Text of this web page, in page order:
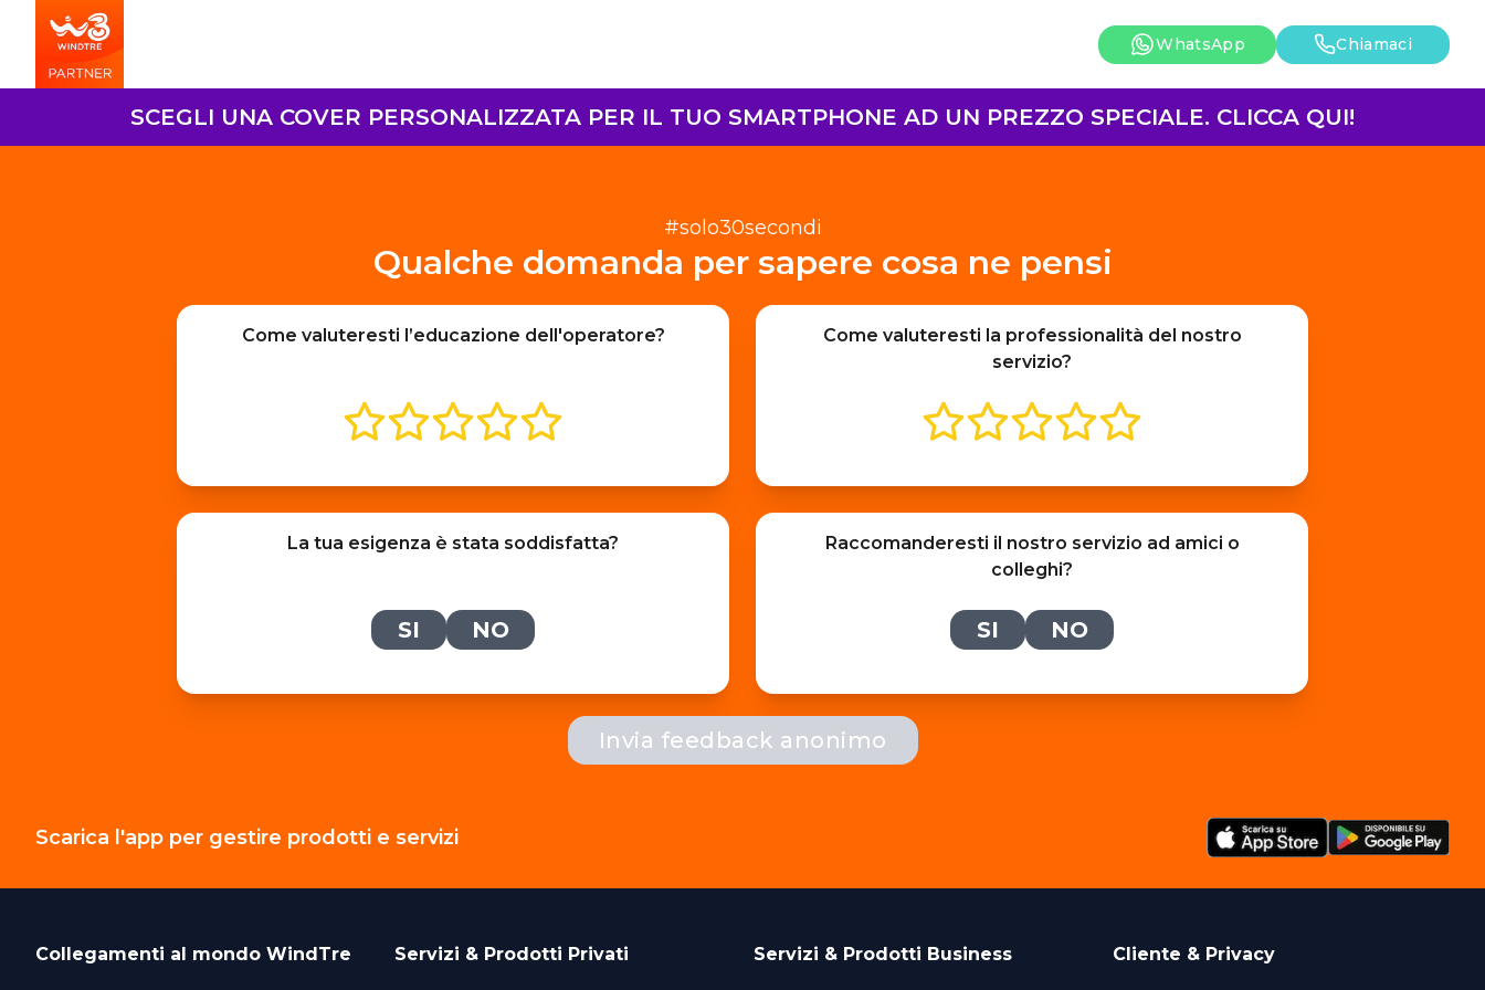
WhatsApp Chiamaci
SCEGLI UNA COVER PERSONALIZZATA PER IL TUO SMARTPHONE AD UN PREZZO SPECIALE. CLICCA QUI!
#solo30secondi
Qualche domanda per sapere cosa ne pensi
Come valuteresti l’educazione dell'operatore?
Come valuteresti la professionalità del nostro
servizio?
La tua esigenza è stata soddisfatta?
SI NO
Raccomanderesti il nostro servizio ad amici o
colleghi?
SI NO
Invia feedback anonimo
Scarica l'app per gestire prodotti e servizi
Collegamenti al mondo WindTre Servizi & Prodotti Privati Servizi & Prodotti Business Cliente & Privacy